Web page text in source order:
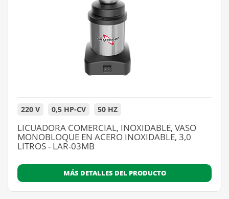
220 V 0,5 HP-CV 50 HZ
LICUADORA COMERCIAL, INOXIDABLE, VASO
MONOBLOQUE EN ACERO INOXIDABLE, 3,0
LITROS - LAR-03MB
MÁS DETALLES DEL PRODUCTO